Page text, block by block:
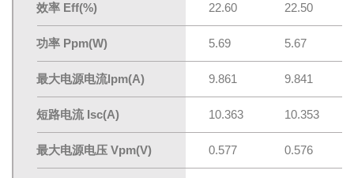
效率 Eff(%) 22.60 22.50
功率 Ppm(W) 5.69 5.67
最大电源电流lpm(A) 9.861 9.841
短路电流 Isc(A) 10.363 10.353
最大电源电压 Vpm(V) 0.577 0.576